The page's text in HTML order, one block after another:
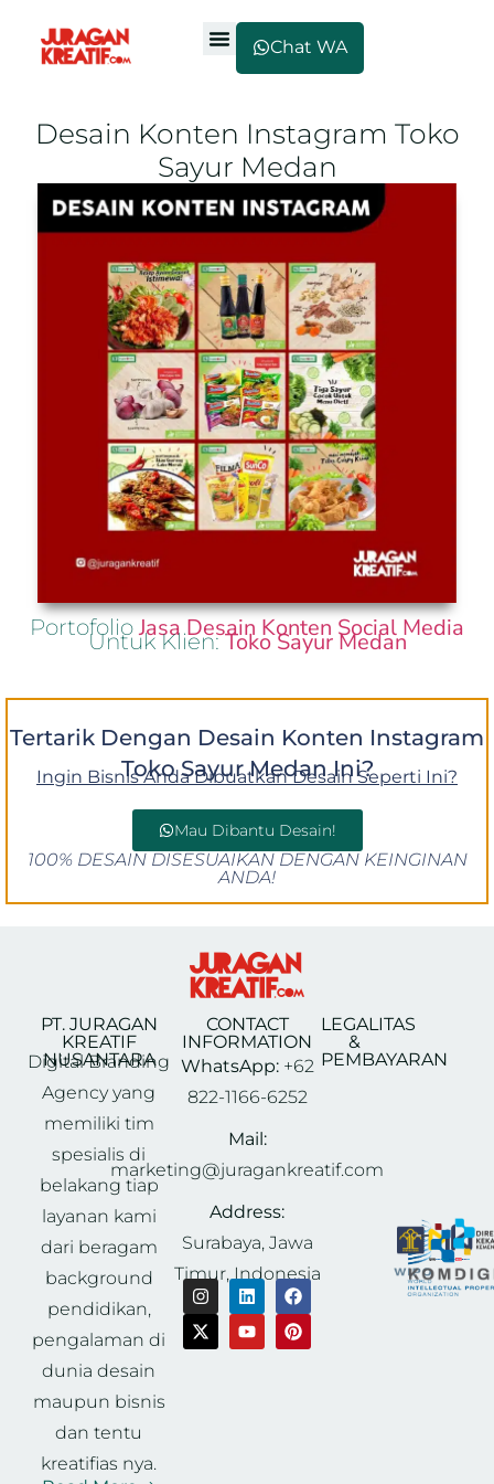
Chat WA
Desain Konten Instagram Toko
Sayur Medan
PortofolioJasa Desain Konten Social Media
Untuk Klien:Toko Sayur Medan
Tertarik Dengan Desain Konten Instagram
Toko Sayur Medan Ini?
Ingin Bisnis Anda Dibuatkan Desain Seperti Ini?
Mau Dibantu Desain!
100% DESAIN DISESUAIKAN DENGAN KEINGINAN
ANDA!
PT. JURAGAN
KREATIF
NUSANTARA
Digital Branding
Agency yang
memiliki tim
spesialis di
belakang tiap
layanan kami
dari beragam
background
pendidikan,
pengalaman di
dunia desain
maupun bisnis
dan tentu
kreatifias nya.
CONTACT
INFORMATION
WhatsApp:+62
822-1166-6252
Mail:
marketing@juragankreatif.com
Address:
Surabaya, Jawa
Timur, Indonesia
LEGALITAS
&
PEMBAYARAN